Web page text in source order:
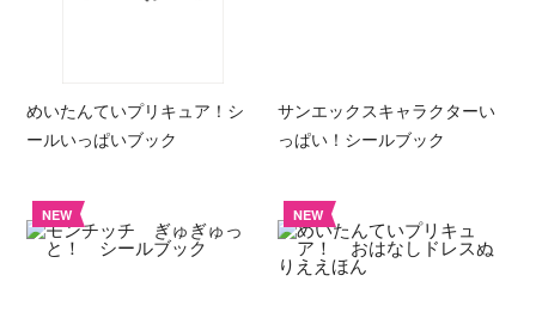
めいたんていプリキュア！シ
ールいっぱいブック
サンエックスキャラクターい
っぱい！シールブック
NEW NEW